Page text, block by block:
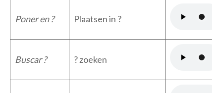
Poner en ? Plaatsen in ?
Buscar ? ? zoeken